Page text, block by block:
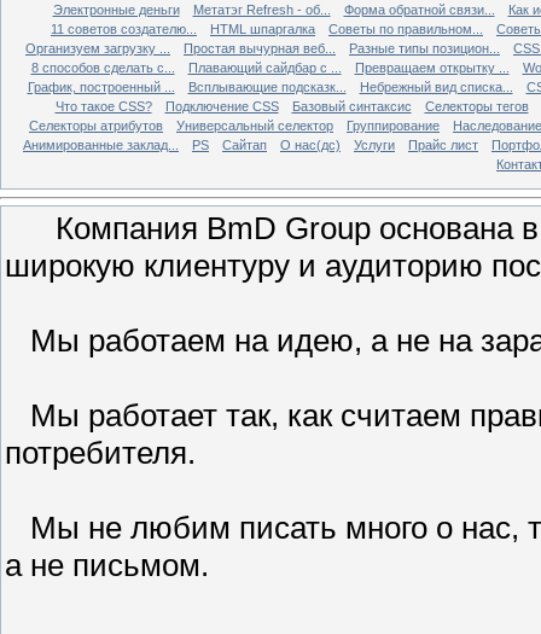
Электронные деньги
Метатэг Refresh - об... Форма обратной связи...
Как
11 советов создателю...
HTML шпаргалка Советы по правильном...
Организуем загрузку ...
Простая вычурная веб... Разные типы позицион...
8 способов сделать с...
Плавающий сайдбар с ... Превращаем открытку ...
График, построенный ...
Всплывающие подсказк... Небрежный вид списка...
Что такое CSS?
Подключение CSS Базовый синтаксис
Селекторы тегов
Селекторы атрибутов
Универсальный селектор Группирование
Наследование
Анимированные заклад...
PS Сайтап О нас(дс) Услуги Прайс лист
Компания BmD Group основана в
широкую клиентуру и аудиторию
Мы работаем на идею, а не на
Мы работает так, как считаем
потребителя.
Мы не любим писать много о нас,
а не письмом.